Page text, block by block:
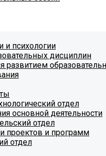
и психологии
дисциплин
развитием
отдел
основной деятельности
отдел
проектов и программ
отдел